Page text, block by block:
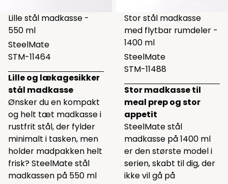
Lille stål madkasse -
550 ml
SteelMate
STM-11464
Lille og lækagesikker
stål madkasse
Ønsker du en kompakt
og helt tæt madkasse i
rustfrit stål, der fylder
minimalt i tasken, men
holder madpakken helt
frisk? SteelMate stål
madkassen på 550 ml
Stor stål madkasse
med flytbar rumdeler -
1400 ml
SteelMate
STM-11488
Stor madkasse til
meal prep og stor
appetit
SteelMate stål
madkasse på 1400 ml
er den største model i
serien, skabt til dig, der
ikke vil gå på